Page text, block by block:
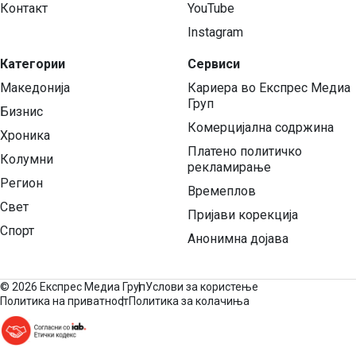
Контакт
Категории
Македонија
Бизнис
Хроника
Колумни
Регион
Свет
Спорт
YouTube
Instagram
Сервиси
Кариера во Експрес Медиа
Груп
Комерцијална содржина
Платено политичко
рекламирање
Времеплов
Пријави корекција
Анонимна дојава
© 2026 Експрес Медиа ГрупУслови за користење
Политика на приватностПолитика за колачиња